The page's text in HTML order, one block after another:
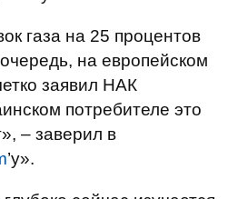
газа на 25 процентов
на европейском
заявил НАК
потребителе это
– заверил в
’у».